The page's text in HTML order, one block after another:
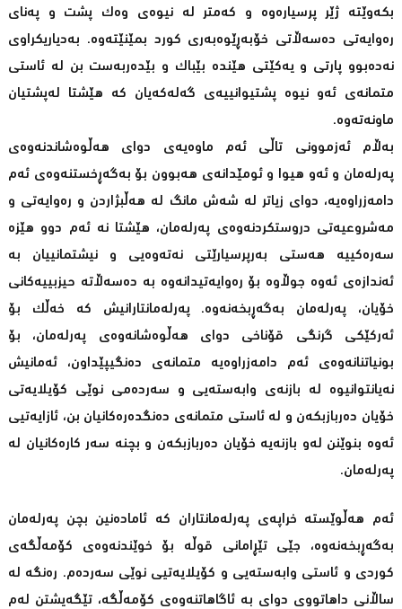
بکەوێتە ژێر پرسیارەوە و کەمتر لە نیوەى وەک پشت و پەناى
رەوایەتى دەسەڵاتى خۆبەڕێوەبەرى کورد بمێنێتەوە. بەدیاریکراوى
نەدەبوو پارتى و یەکێتی هێندە بێباک و بێدەربەست بن لە ئاستی
متمانەى ئەو نیوە پشتیوانییەى گەلەکەیان کە هێشتا لەپشتیان
ماونەتەوە.
بەڵام ئەزموونى تاڵى ئەم ماوەیەى دواى هەڵوەشاندنەوەى
پەرلەمان و ئەو هیوا و ئومێدانەى هەبوون بۆ بەگەڕخستنەوەى ئەم
دامەزراوەیە، دواى زیاتر لە شەش مانگ لە هەڵبژاردن و رەوایەتى و
مەشروعیەتى دروستکردنەوەى پەرلەمان، هێشتا نە ئەم دوو هێزە
سەرەکییە هەستى بەرپرسیارێتى نەتەوەیى و نیشتمانییان بە
ئەندازەى ئەوە جوڵاوە بۆ رەوایەتیدانەوە بە دەسەڵاتە حیزبییەکانى
خۆیان، پەرلەمان بەگەڕبخەنەوە. پەرلەمانتارانیش کە خەڵک بۆ
ئەرکێکى گرنگى قۆناخى دواى هەڵوەشانەوەى پەرلەمان، بۆ
بونیاتنانەوەى ئەم دامەزراوەیە متمانەى دەنگیپێداون، ئەمانیش
نەیانتوانیوە لە بازنەى وابەستەیى و سەردەمى نوێى کۆیلایەتى
خۆیان دەربازبکەن و لە ئاستى متمانەى دەنگدەرەکانیان بن، ئازایەتیی
ئەوە بنوێنن لەو بازنەیە خۆیان دەربازبکەن و بچنە سەر کارەکانیان لە
پەرلەمان.
ئەم هەڵوێستە خراپەى پەرلەمانتاران کە ئامادەنین بچن پەرلەمان
بەگەڕبخەنەوە، جێى تێڕامانى قوڵە بۆ خوێندنەوەى کۆمەڵگەى
کوردى و ئاستى وابەستەیی و کۆیلایەتیی نوێى سەردەم. رەنگە لە
ساڵانى داهاتووى دواى بە ئاگاهاتنەوەى کۆمەڵگە، تێگەیشتن لەم